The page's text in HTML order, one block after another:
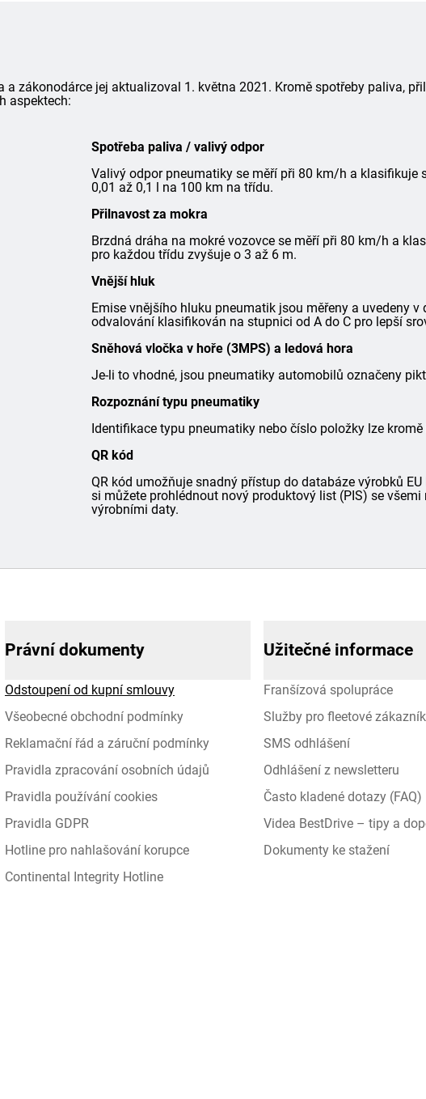
a zákonodárce jej aktualizoval 1. května 2021. Kromě spotřeby paliva,
aspektech:
Spotřeba paliva / valivý odpor
Valivý odpor pneumatiky se měří při 80 km/h a klasifikuje
0,01 až 0,1 l na 100 km na třídu.
Přilnavost za mokra
Brzdná dráha na mokré vozovce se měří při 80 km/h a
pro každou třídu zvyšuje o 3 až 6 m.
Vnější hluk
Emise vnějšího hluku pneumatik jsou měřeny a uvedeny
odvalování klasifikován na stupnici od A do C pro lepší
Sněhová vločka v hoře (3MPS) a ledová hora
Je-li to vhodné, jsou pneumatiky automobilů označeny
Rozpoznání typu pneumatiky
Identifikace typu pneumatiky nebo číslo položky lze
QR kód
QR kód umožňuje snadný přístup do databáze výrobků
si můžete prohlédnout nový produktový list (PIS) se
výrobními daty.
Právní dokumenty
Odstoupení od kupní smlouvy
Všeobecné obchodní podmínky
Reklamační řád a záruční podmínky
Pravidla zpracování osobních údajů
Pravidla používání cookies
Pravidla GDPR
Hotline pro nahlašování korupce
Continental Integrity Hotline
Užitečné informace
Franšízová spolupráce
Služby pro fleetové
SMS odhlášení
Odhlášení z newsletteru
Často kladené dotazy (FAQ)
Videa BestDrive – tipy a
Dokumenty ke stažení